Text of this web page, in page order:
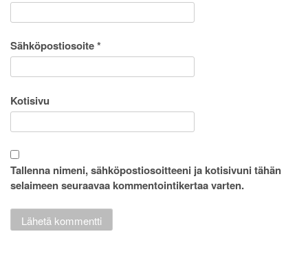
Sähköpostiosoite*
Kotisivu
Tallenna nimeni, sähköpostiosoitteeni ja kotisivuni tähän
selaimeen seuraavaa kommentointikertaa varten.